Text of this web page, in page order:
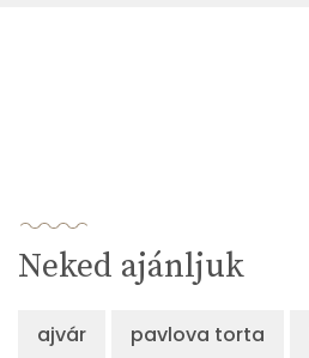
Neked ajánljuk
ajvár pavlova torta